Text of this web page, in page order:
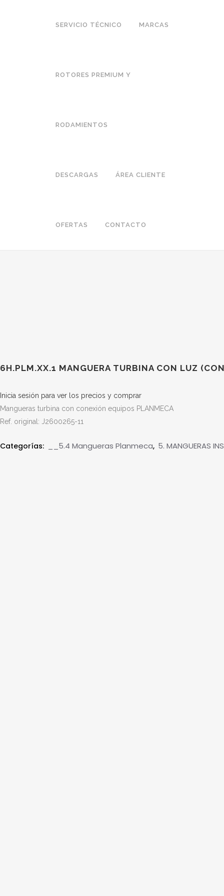
SERVICIO TÉCNICO MARCAS
ROTORES PREMIUM Y
RODAMIENTOS
DESCARGAS ÁREA CLIENTE
OFERTAS CONTACTO
6H.PLM.XX.1 MANGUERA TURBINA CON LUZ
Inicia sesión para ver los precios y comprar
Mangueras turbina con conexión equipos PLANMECA
Ref. original: J2600265-11
Categorías: __5.4 Mangueras Planmeca, 5. MANGUERAS